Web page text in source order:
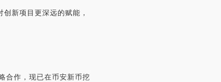
新项目更深远的赋能，
合作，现已在币安新币挖